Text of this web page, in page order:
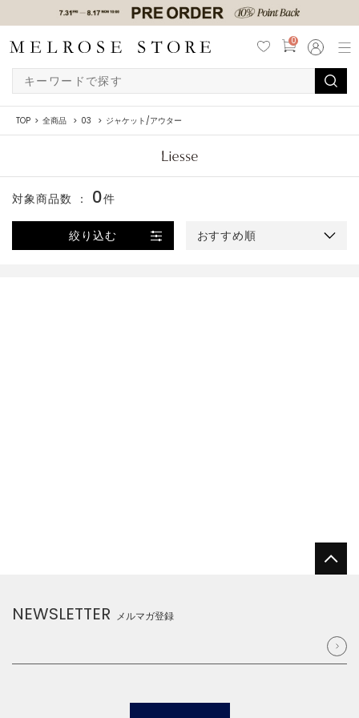
0
TOP 全商品 03 ジャケット/アウター
絞り込む おすすめ順
対象商品数 ： 0件
NEWSLETTER メルマガ登録